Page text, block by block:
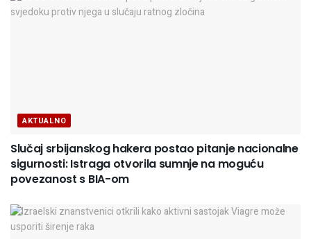
AKTUALNO
Slučaj srbijanskog hakera postao pitanje nacionalne
sigurnosti: Istraga otvorila sumnje na moguću
povezanost s BIA-om